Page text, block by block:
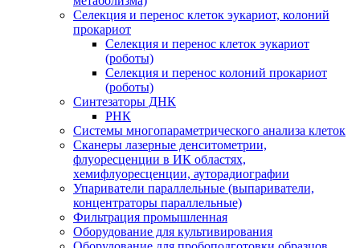
Селекция и перенос клеток эукариот, колоний
прокариот
Селекция и перенос клеток эукариот
(роботы)
Селекция и перенос колоний прокариот
(роботы)
Синтезаторы ДНК
РНК
Системы многопараметрического анализа клеток
Сканеры лазерные денситометрии,
флуоресценции в ИК областях,
хемифлуоресценции, ауторадиографии
Упариватели параллельные (выпариватели,
концентраторы параллельные)
Фильтрация промышленная
Оборудование для культивирования